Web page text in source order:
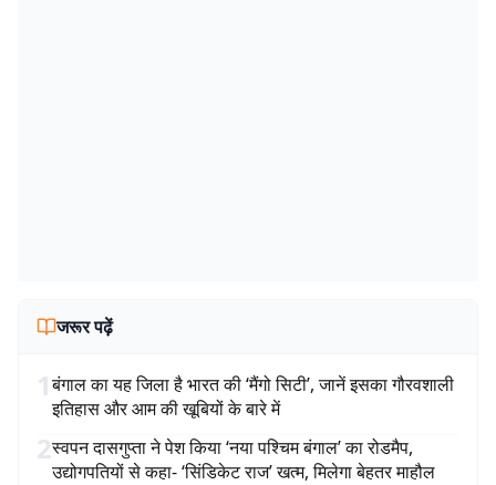
जरूर पढ़ें
1बंगाल का यह जिला है भारत की ‘मैंगो सिटी’, जानें इसका गौरवशाली
इतिहास और आम की खूबियों के बारे में
2स्वपन दासगुप्ता ने पेश किया ‘नया पश्चिम बंगाल’ का रोडमैप,
उद्योगपतियों से कहा- ‘सिंडिकेट राज’ खत्म, मिलेगा बेहतर माहौल